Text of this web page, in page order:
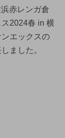
赤レンガ倉
2024春 in 横
エックスの
ました。